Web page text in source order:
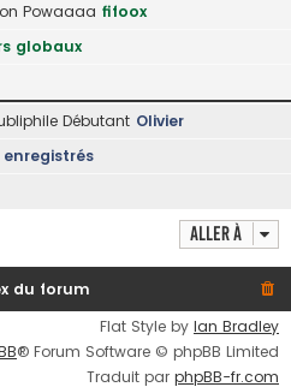
Powaaaa fifoox
globaux
Débutant Olivier
Aller à
du forum
Flat Style by Ian Bradley
® Forum Software © phpBB Limited
Traduit par phpBB-fr.com